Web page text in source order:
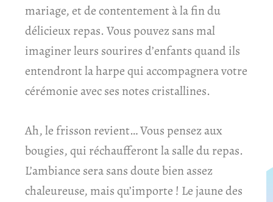
mariage, et de contentement à la fin du
délicieux repas. Vous pouvez sans mal
imaginer leurs sourires d’enfants quand ils
entendront la harpe qui accompagnera votre
cérémonie avec ses notes cristallines.
Ah, le frisson revient… Vous pensez aux
bougies, qui réchaufferont la salle du repas.
L’ambiance sera sans doute bien assez
chaleureuse, mais qu’importe ! Le jaune des